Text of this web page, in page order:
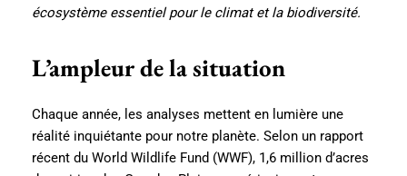
écosystème essentiel pour le climat et la biodiversité.
L’ampleur de la situation
Chaque année, les analyses mettent en lumière une
réalité inquiétante pour notre planète. Selon un rapport
récent du World Wildlife Fund (WWF), 1,6 million d’acres